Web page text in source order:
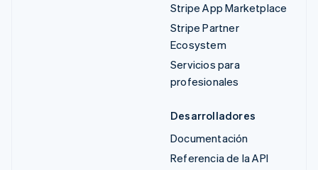
Stripe App Marketplace
Stripe Partner
Ecosystem
Servicios para
profesionales
Desarrolladores
Documentación
Referencia de la API